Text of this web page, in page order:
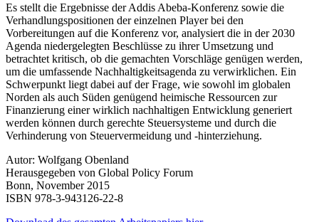
Es stellt die Ergebnisse der Addis Abeba-Konferenz sowie die
Verhandlungspositionen der einzelnen Player bei den
Vorbereitungen auf die Konferenz vor, analysiert die in der 2030
Agenda niedergelegten Beschlüsse zu ihrer Umsetzung und
betrachtet kritisch, ob die gemachten Vorschläge genügen werden,
um die umfassende Nachhaltigkeitsagenda zu verwirklichen. Ein
Schwerpunkt liegt dabei auf der Frage, wie sowohl im globalen
Norden als auch Süden genügend heimische Ressourcen zur
Finanzierung einer wirklich nachhaltigen Entwicklung generiert
werden können durch gerechte Steuersysteme und durch die
Verhinderung von Steuervermeidung und -hinterziehung.
Autor: Wolfgang Obenland
Herausgegeben von Global Policy Forum
Bonn, November 2015
ISBN 978-3-943126-22-8